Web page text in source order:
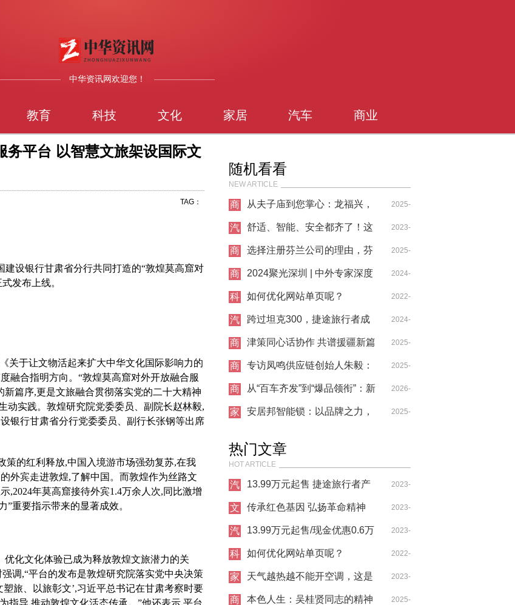
中华资讯网欢迎您！
教育 科技 文化 家居 汽车 商业
务平台 以智慧文旅架设国际文
TAG：
建设银行甘肃省分行共同打造的“敦煌莫高窟对
发布上线。
关于让文物活起来扩大中华文化国际影响力的
融合指明方向。“敦煌莫高窟对外开放融合服
篇序,更是文旅融合贯彻落实党的二十大精神
动实践。敦煌研究院党委委员、副院长赵林毅,
银行甘肃省分行党委委员、副行长张钢等出席
策的红利释放,中国入境游市场强劲复苏,在我
外宾走进敦煌,了解中国。而敦煌作为丝路文
,2024年莫高窟接待外宾1.4万余人次,同比激增
”重要指示带来的显著成效。
化文化体验已成为释放敦煌文旅潜力的关
调,“平台的发布是敦煌研究院落实党中央决策
旅、以旅彰文’,习近平总书记在甘肃考察时要
指导,推动敦煌文化活态传承。”他还表示,平台
随机看看
NEW ARTICLE
商
从夫子庙到您掌心：龙福兴，
让地道南京味“飞”得更远
2025-
07-31
汽
舒适、智能、安全都齐了！这
波哪吒X赢在大气层
2023-
10-23
商
选择注册芬兰公司的理由，芬
兰公司注册的步骤，芬兰公司
有哪些税收
2025-
11-28
商
2024聚光深圳 | 中外专家深度
解析游戏赋能文化传承与科技
创新发展
2024-
11-28
科
如何优化网站单页呢？ 2022-
01-07
汽
跨过坦克300，捷途旅行者成
销量黑马
2024-
09-22
商
津策同心话协作 共谱援疆新篇
章 “万企兴万村”行动考察交流
圆满开展
2025-
11-27
商
专访凤鸣供应链创始人朱毅：
从千万资产到负债累累，他如
何再次成功？
2025-
07-21
商
从“百车齐发”到“爆品领衔”：新
日无锡展以高光阵容锁定全场
2026-
05-09
家
安居邦智能锁：以品牌之力， 2025-
热门文章
HOT ARTICLE
汽
13.99万元起售 捷途旅行者产
品力表现很突出！
2023-
09-29
文
传承红色基因 弘扬革命精神
——韩银山一行寻访牛子龙将
军革命足迹
2023-
07-29
汽
13.99万元起售/现金优惠0.6万
元 你确定不来看看捷途旅行者
吗？
2023-
10-03
科
如何优化网站单页呢？ 2022-
01-07
家
天气越热越不能开空调，这是
什么道理？
2023-
07-27
商
本色人生：吴桂贤同志的精神 2025-